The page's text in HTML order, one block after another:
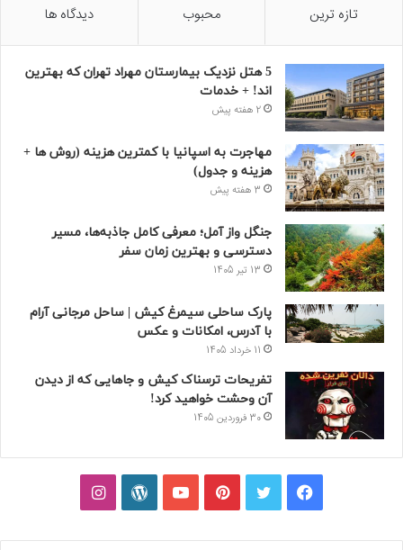
تازه ترین محبوب دیدگاه ها
5 هتل نزدیک بیمارستان مهراد تهران که بهترین‌
اند! + خدمات
2 هفته پیش
مهاجرت به اسپانیا با کمترین هزینه (روش ها +
هزینه و جدول)
3 هفته پیش
جنگل واز آمل؛ معرفی کامل جاذبه‌ها، مسیر
دسترسی و بهترین زمان سفر
13 تیر 1405
پارک ساحلی سیمرغ کیش | ساحل مرجانی آرام
با آدرس، امکانات و عکس
11 خرداد 1405
تفریحات ترسناک کیش و جاهایی که از دیدن
آن وحشت خواهید کرد!
30 فروردین 1405
فیسبوکتوییترپینتریستیوتیوبوردپرساینستاگرام